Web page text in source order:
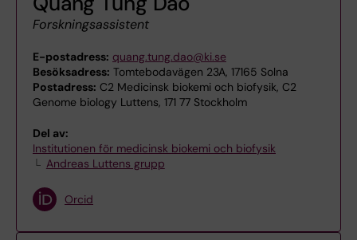
Forskningsassistent
E-postadress: quang.tung.dao@ki.se
Besöksadress: Tomtebodavägen 23A, 17165 Solna
Postadress: C2 Medicinsk biokemi och biofysik, C2
Genome biology Luttens, 171 77 Stockholm
Del av:
Institutionen för medicinsk biokemi och biofysik
Andreas Luttens grupp
Orcid